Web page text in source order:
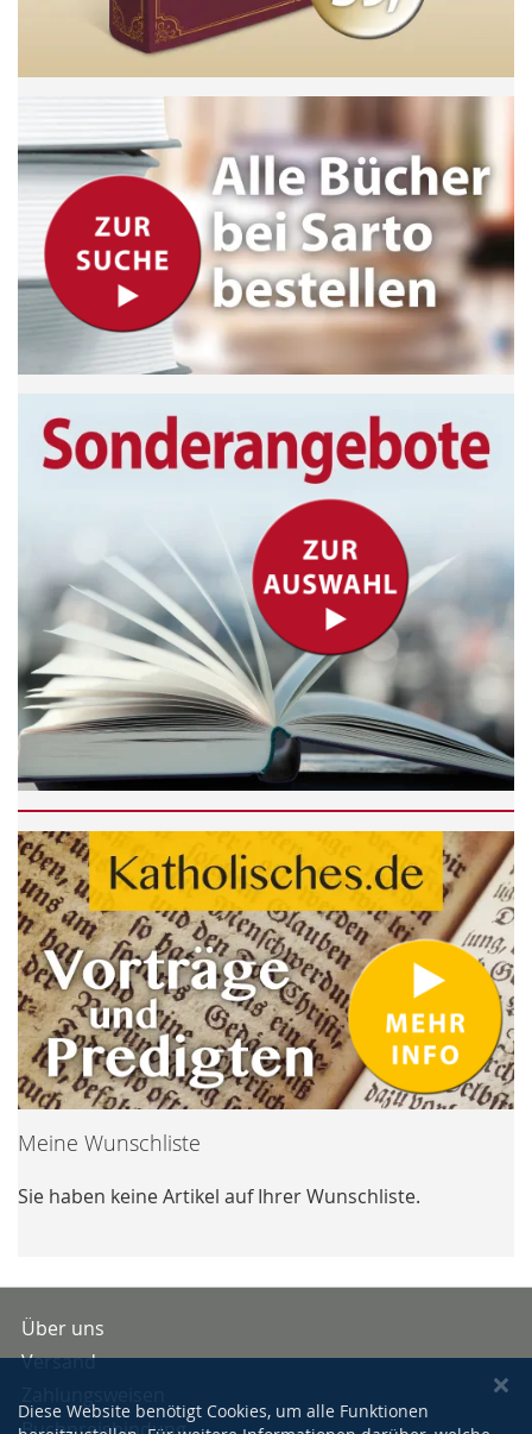
Meine Wunschliste
Sie haben keine Artikel auf Ihrer Wunschliste.
Über uns
Versand
Diese Website benötigt Cookies, um alle Funktionen